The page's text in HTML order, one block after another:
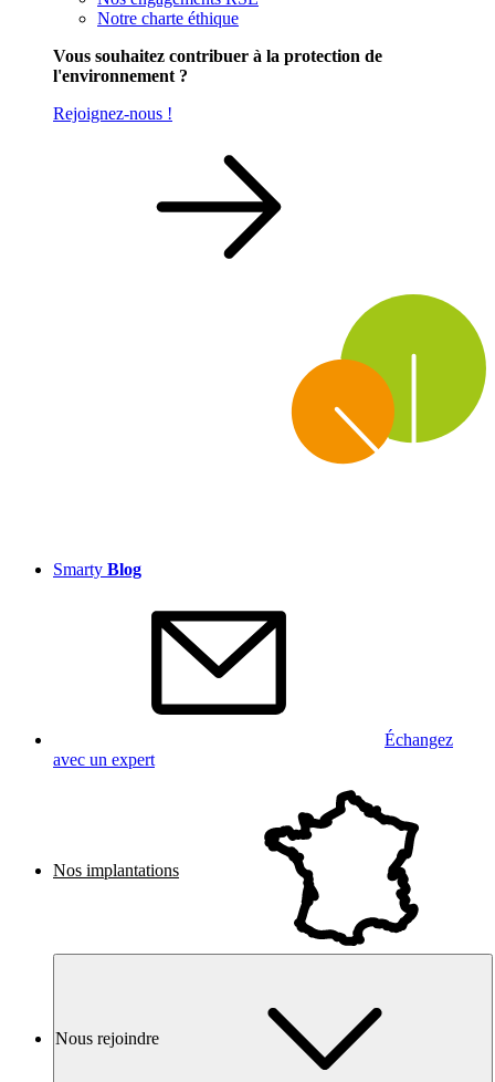
Notre charte éthique
Vous souhaitez contribuer à la protection de
l'environnement ?
Rejoignez-nous !
Smarty Blog
Échangez
avec un expert
Nos implantations
Nous rejoindre